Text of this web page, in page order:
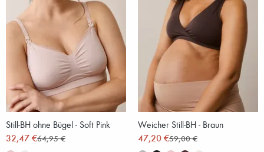
Still-BH ohne Bügel - Soft Pink
32,47 €64,95 €
Weicher Still-BH - Braun
47,20 €59,00 €